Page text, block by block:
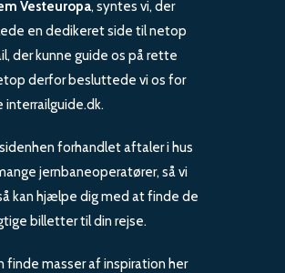
Vesteuropa, syntes vi, der
en dedikeret side til netop
der kunne guide os på rette
derfor besluttede vi os for
interrailguide.dk.
forhandlet aftaler i hus
jernbaneoperatører, så vi
kan hjælpe dig med at finde de
billetter til din rejse.
finde masser af inspiration her